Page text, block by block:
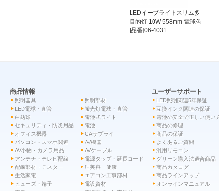
LEDイーブライトスリム多
目的灯 10W 558mm 電球色
[品番]06-4031
商品情報
照明器具
照明部材
LED電球・直管
蛍光灯電球・直管
白熱球
電池式ライト
セキュリティ・防災用品
電池
オフィス機器
OAサプライ
パソコン・スマホ関連
AV機器
AV小物・カメラ用品
AVケーブル
アンテナ・テレビ配線
電源タップ・延長コード
配線部材・テスター
理美容・健康
生活家電
エアコン工事部材
ヒューズ・端子
電設資材
ユーザーサポート
LED照明関連5年保証
互換インク関連の保証
電池の安全で正しい使い
商品の修理
商品の保証
よくあるご質問
汎用リモコン
グリーン購入法適合商品
商品カタログ
商品ラインアップ
オンラインマニュアル